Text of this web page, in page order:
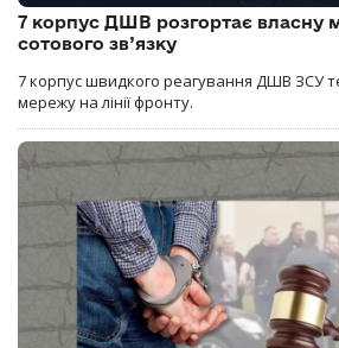
7 корпус ДШВ розгортає власну
сотового зв’язку
7 корпус швидкого реагування ДШВ ЗСУ
мережу на лінії фронту.